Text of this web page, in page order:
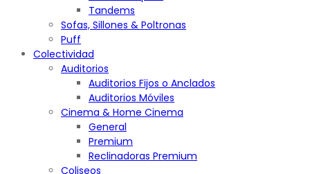
Tandems
Sofas, Sillones & Poltronas
Puff
Colectividad
Auditorios
Auditorios Fijos o Anclados
Auditorios Móviles
Cinema & Home Cinema
General
Premium
Reclinadoras Premium
Coliseos